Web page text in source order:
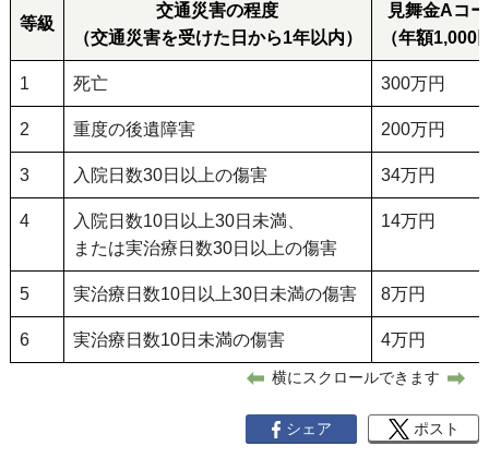
等級
交通災害の程度
（交通災害を受けた日から1年以内）
見舞金Aコ
（年額1,000
1 死亡 300万円
2 重度の後遺障害 200万円
3 入院日数30日以上の傷害 34万円
4
入院日数10日以上30日未満、
または実治療日数30日以上の傷害
14万円
5 実治療日数10日以上30日未満の傷害 8万円
6 実治療日数10日未満の傷害 4万円
横にスクロールできます
シェア ポスト